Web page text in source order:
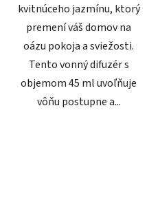
kvitnúceho jazmínu, ktorý
premení váš domov na
oázu pokoja a sviežosti.
Tento vonný difuzér s
objemom 45 ml uvoľňuje
vôňu postupne a...